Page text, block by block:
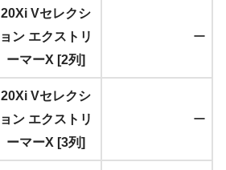
20Xi Vセレクシ
ョン エクストリ
ーマーX [2列]
ー
20Xi Vセレクシ
ョン エクストリ
ーマーX [3列]
ー